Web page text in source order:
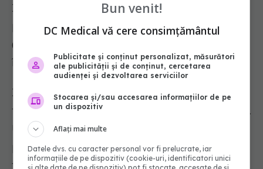
Intervenția chirurgicală pentru cancerul de
prostată presupune îndepărtarea prostatei
(prostatectomie radicală), a unor țesuturi
înconjurătoare și a câtorva ganglioni limfatici.
Intervenția chirurgicală este o opțiune pentru
tratarea cancerului care este limitat la prostată.
Uneori este utilizată pentru a trata cancerul de
prostată avansat în combinație cu alte
tratamente.
Bun venit!
DC Medical vă cere consimțământul
Publicitate și conținut personalizat, măsurători
ale publicității și de conținut, cercetarea
audienței și dezvoltarea serviciilor
Stocarea și/sau accesarea informațiilor de pe
un dispozitiv
Aflați mai multe
Datele dvs. cu caracter personal vor fi prelucrate, iar
informațiile de pe dispozitiv (cookie-uri, identificatori unici